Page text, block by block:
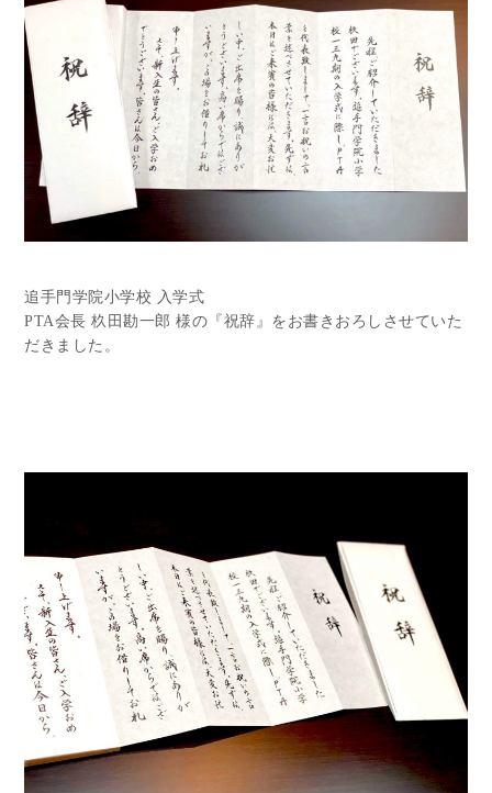
追手門学院小学校 入学式
PTA会長 杦田勘一郎 様の『祝辞』をお書きおろしさせていた
だきました。